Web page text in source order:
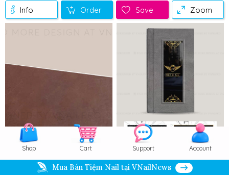
Info Order Save Zoom
Shop Cart Support Account
Mua Bán Tiệm Nail tại VNailNews